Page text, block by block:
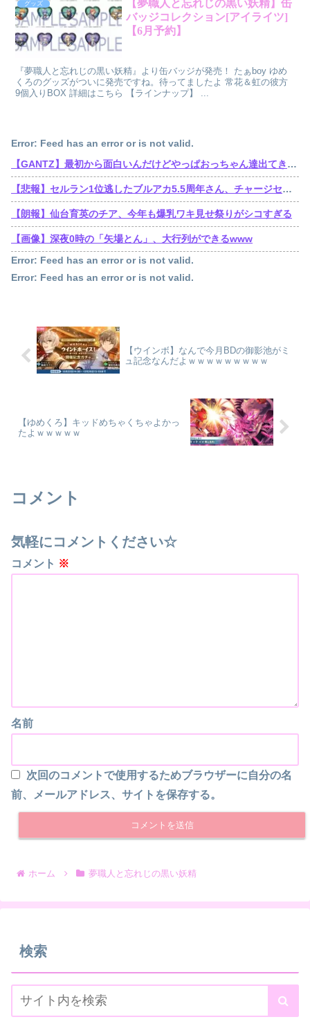
グッズ
【夢職人と忘れじの黒い妖精】缶
バッジコレクション[アイライツ]
【6月予約】
『夢職人と忘れじの黒い妖精』より缶バッジが発売！ たぁboy ゆめ
くろのグッズがついに発売ですね。待ってましたよ 常花＆虹の彼方
9個入りBOX 詳細はこちら 【ラインナップ】 ...
Error: Feed has an error or is not valid.
【GANTZ】最初から面白いんだけどやっぱおっちゃん達出てきてから加速しだすなって…
【悲報】セルラン1位逃したブルアカ5.5周年さん、チャージセンターを言い訳にするも他のソシャゲもチャージセンター在りきでセルラン1位取ってることを指摘される
【朗報】仙台育英のチア、今年も爆乳ワキ見せ祭りがシコすぎる
【画像】深夜0時の「矢場とん」、大行列ができるwww
Error: Feed has an error or is not valid.
Error: Feed has an error or is not valid.
【ウインボ】なんで今月BDの御影池がミ
ュ記念なんだよｗｗｗｗｗｗｗｗｗ
【ゆめくろ】キッドめちゃくちゃよかっ
たよｗｗｗｗｗ
コメント
気軽にコメントください☆
コメント ※
名前
次回のコメントで使用するためブラウザーに自分の名
前、メールアドレス、サイトを保存する。
ホーム 夢職人と忘れじの黒い妖精
検索